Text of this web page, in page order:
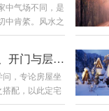
旺阳台若面向
环境类型风水
气充足，贵人
于学业面向寺
平安吉祥第二
中气场不同，是
中肯綮。风水之
将来临时，家
兴旺之兆，一
兆：植物骤然
无缘由地枝繁
花的植物突然
阳宅穿宫法精要：坐向、开门与层高吉凶详解
，专论房屋坐
配，以此定宅
吉星（贪狼、